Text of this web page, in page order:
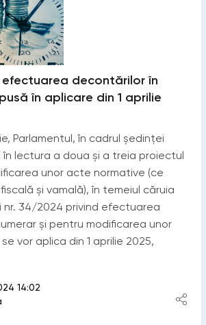
decontărilor în
în aplicare din 1 aprilie
Parlamentul, în cadrul ședinței
lectura a doua și a treia proiectul
unor acte normative (ce
și vamală), în temeiul căruia
nr. 34/2024 privind efectuarea
și pentru modificarea unor
vor aplica din 1 aprilie 2025,
14:02